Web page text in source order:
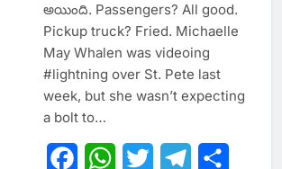
అయింది. Passengers? All good.
Pickup truck? Fried. Michaelle
May Whalen was videoing
#lightning over St. Pete last
week, but she wasn’t expecting
a bolt to…
FacebookWhatsApp
Twitter Telegram